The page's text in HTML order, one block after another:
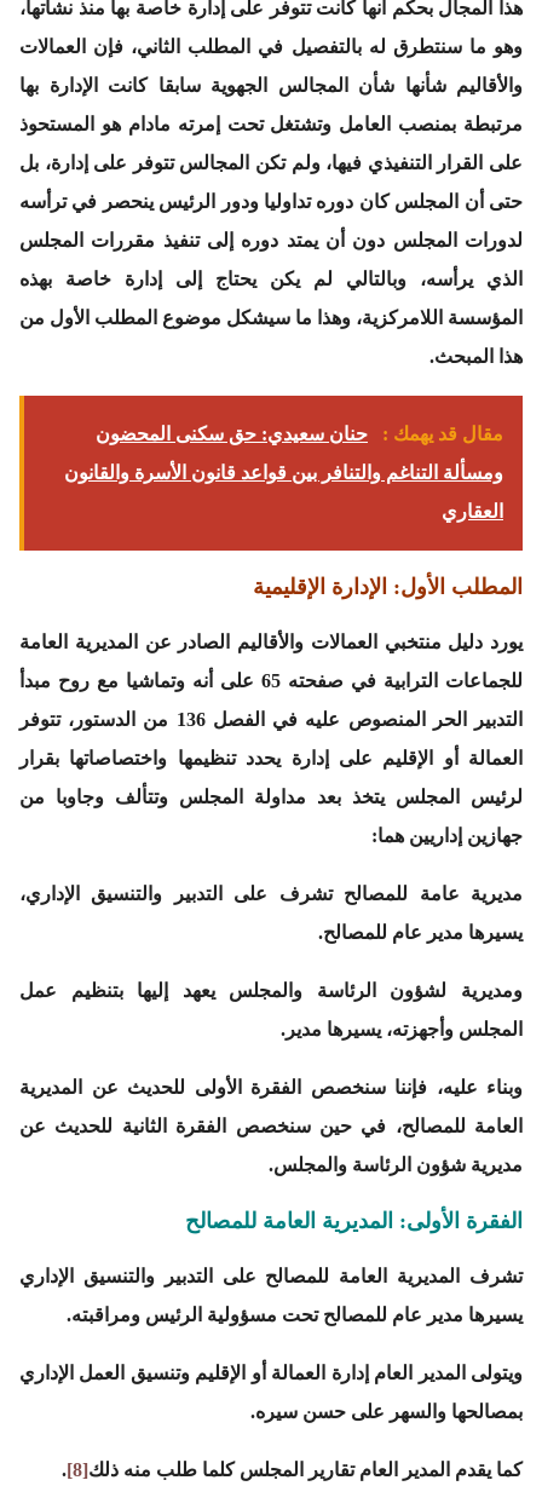
هذا المجال بحكم أنها كانت تتوفر على إدارة خاصة بها منذ نشأتها،
وهو ما سنتطرق له بالتفصيل في المطلب الثاني، فإن العمالات
والأقاليم شأنها شأن المجالس الجهوية سابقا كانت الإدارة بها
مرتبطة بمنصب العامل وتشتغل تحت إمرته مادام هو المستحوذ
على القرار التنفيذي فيها، ولم تكن المجالس تتوفر على إدارة، بل
حتى أن المجلس كان دوره تداوليا ودور الرئيس ينحصر في ترأسه
لدورات المجلس دون أن يمتد دوره إلى تنفيذ مقررات المجلس
الذي يرأسه، وبالتالي لم يكن يحتاج إلى إدارة خاصة بهذه
المؤسسة اللامركزية، وهذا ما سيشكل موضوع المطلب الأول من
هذا المبحث.
مقال قد يهمك :
حنان سعيدي: حق سكنى المحضون
ومسألة التناغم والتنافر بين قواعد قانون الأسرة والقانون
العقاري
المطلب الأول: الإدارة الإقليمية
يورد دليل منتخبي العمالات والأقاليم الصادر عن المديرية العامة
للجماعات الترابية في صفحته 65 على أنه وتماشيا مع روح مبدأ
التدبير الحر المنصوص عليه في الفصل 136 من الدستور، تتوفر
العمالة أو الإقليم على إدارة يحدد تنظيمها واختصاصاتها بقرار
لرئيس المجلس يتخذ بعد مداولة المجلس وتتألف وجاوبا من
جهازين إداريين هما:
مديرية عامة للمصالح تشرف على التدبير والتنسيق الإداري،
يسيرها مدير عام للمصالح.
ومديرية لشؤون الرئاسة والمجلس يعهد إليها بتنظيم عمل
المجلس وأجهزته، يسيرها مدير.
وبناء عليه، فإننا سنخصص الفقرة الأولى للحديث عن المديرية
العامة للمصالح، في حين سنخصص الفقرة الثانية للحديث عن
مديرية شؤون الرئاسة والمجلس.
الفقرة الأولى: المديرية العامة للمصالح
تشرف المديرية العامة للمصالح على التدبير والتنسيق الإداري
يسيرها مدير عام للمصالح تحت مسؤولية الرئيس ومراقبته.
ويتولى المدير العام إدارة العمالة أو الإقليم وتنسيق العمل الإداري
بمصالحها والسهر على حسن سيره.
كما يقدم المدير العام تقارير المجلس كلما طلب منه ذلك[8]
.